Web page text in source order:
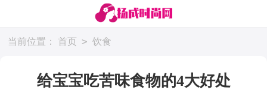
当前位置： 首页 > 饮食
给宝宝吃苦味食物的4大好处